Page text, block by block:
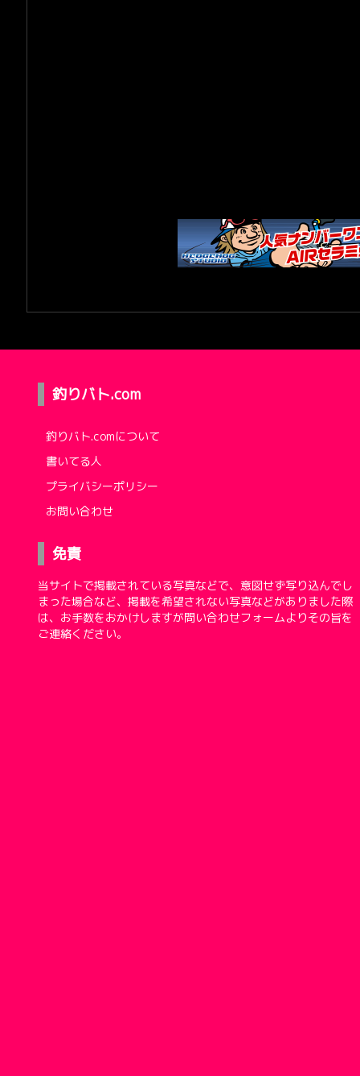
釣りバト.com
釣りバト.comについて
書いてる人
プライバシーポリシー
お問い合わせ
免責
当サイトで掲載されている写真などで、意図せず写り込んでし
まった場合など、掲載を希望されない写真などがありました際
は、お手数をおかけしますが問い合わせフォームよりその旨を
ご連絡ください。